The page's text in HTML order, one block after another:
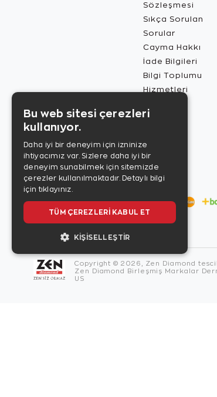
Sözleşmesi
Sıkça Sorulan
Sorular
Cayma Hakkı
İade Bilgileri
Bilgi Toplumu
Hizmetleri
Copyright © 2026, Zen Diamond
Zen Diamond Birleşmiş Markalar
US
Bu web sitesi çerezleri
kullanıyor.
Daha iyi bir deneyim için izninize
ihtiyacımız var. Sizlere daha iyi bir
deneyim sunabilmek için sitemizde
çerezler kullanılmaktadır. Detaylı bilgi
için tıklayınız.
TÜM ÇEREZLERI KABUL ET
KIŞISELLEŞTIR